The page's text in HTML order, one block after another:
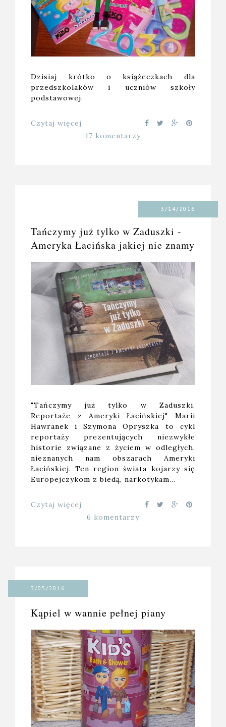
Dzisiaj krótko o książeczkach dla
przedszkolaków i uczniów szkoły
podstawowej.
Czytaj więcej
17 komentarzy
3/14/2016
Tańczymy już tylko w Zaduszki -
Ameryka Łacińska jakiej nie znamy
"Tańczymy już tylko w Zaduszki.
Reportaże z Ameryki Łacińskiej" Marii
Hawranek i Szymona Opryszka to cykl
reportaży prezentujących niezwykłe
historie związane z życiem w odległych,
nieznanych nam obszarach Ameryki
Łacińskiej. Ten region świata kojarzy się
Europejczykom z biedą, narkotykam…
Czytaj więcej
6 komentarzy
3/05/2016
Kąpiel w wannie pełnej piany